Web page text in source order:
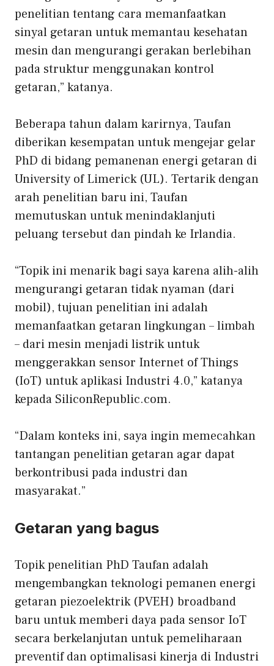
penelitian tentang cara memanfaatkan
sinyal getaran untuk memantau kesehatan
mesin dan mengurangi gerakan berlebihan
pada struktur menggunakan kontrol
getaran,” katanya.
Beberapa tahun dalam karirnya, Taufan
diberikan kesempatan untuk mengejar gelar
PhD di bidang pemanenan energi getaran di
University of Limerick (UL). Tertarik dengan
arah penelitian baru ini, Taufan
memutuskan untuk menindaklanjuti
peluang tersebut dan pindah ke Irlandia.
“Topik ini menarik bagi saya karena alih-alih
mengurangi getaran tidak nyaman (dari
mobil), tujuan penelitian ini adalah
memanfaatkan getaran lingkungan – limbah
– dari mesin menjadi listrik untuk
menggerakkan sensor Internet of Things
(IoT) untuk aplikasi Industri 4.0,” katanya
kepada SiliconRepublic.com.
“Dalam konteks ini, saya ingin memecahkan
tantangan penelitian getaran agar dapat
berkontribusi pada industri dan
masyarakat.”
Getaran yang bagus
Topik penelitian PhD Taufan adalah
mengembangkan teknologi pemanen energi
getaran piezoelektrik (PVEH) broadband
baru untuk memberi daya pada sensor IoT
secara berkelanjutan untuk pemeliharaan
preventif dan optimalisasi kinerja di Industri